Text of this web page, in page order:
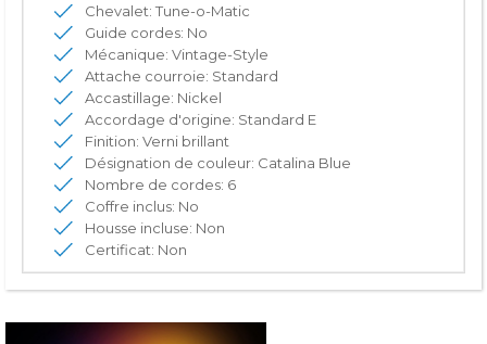
Chevalet: Tune-o-Matic
Guide cordes: No
Mécanique: Vintage-Style
Attache courroie: Standard
Accastillage: Nickel
Accordage d'origine: Standard E
Finition: Verni brillant
Désignation de couleur: Catalina Blue
Nombre de cordes: 6
Coffre inclus: No
Housse incluse: Non
Certificat: Non